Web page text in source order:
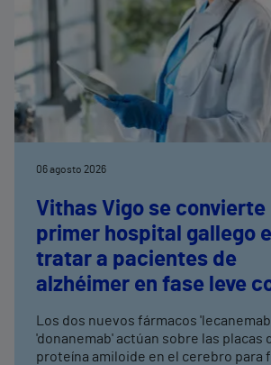
06 agosto 2026
Vithas Vigo se convierte
primer hospital gallego
tratar a pacientes de
alzhéimer en fase leve
terapias antiamiloide
Los dos nuevos fármacos
'donanemab' actúan sobre las placas
proteína amiloide en el cerebro para